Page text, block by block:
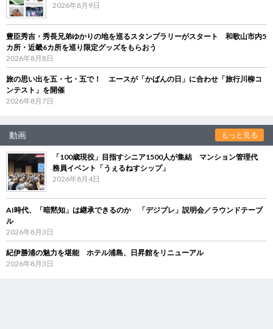
2026年8月9日
豊臣秀吉・秀長兄弟ゆかりの地を巡るスタンプラリーがスタート 和歌山市内5
カ所・近畿6カ所を巡り限定グッズをもらおう
2026年8月8日
旅の思い出を五・七・五で！ エースが「かばんの日」に合わせ「旅行川柳コ
ンテスト」を開催
2026年8月7日
動画 もっと見る
「100歳現役」目指すシニア1500人が集結 マンション管理代
務員イベント「うぇるねすシップ」
2026年8月4日
AI時代、「暗黙知」は継承できるのか 「デジブレ」説明会／ラウンドテーブ
ル
2026年8月3日
紀伊勝浦の魅力を堪能 ホテル浦島、日昇館をリニューアル
2026年8月3日